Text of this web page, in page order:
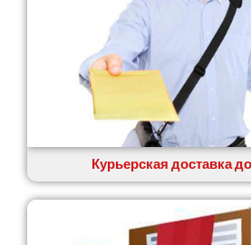
Великий Омеляник
Верхнеднепровск
Вита-Почтовая
Вольнянск
Вознесенск
Курьерская доставка